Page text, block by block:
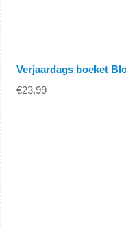
Verjaardags boeket
€23,99